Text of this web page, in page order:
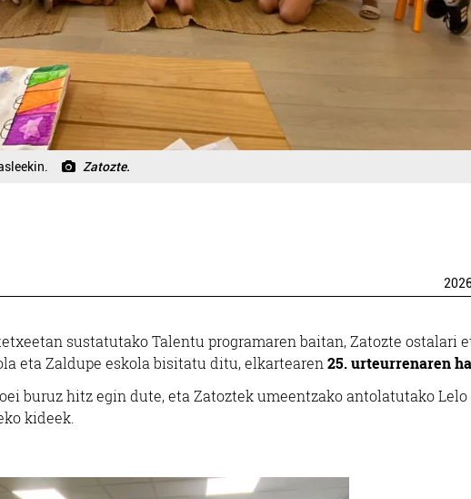
Zatozte.
sustatutako Talentu programaren baitan, Zatozte ostalari
eta Zaldupe eskola bisitatu ditu, elkartearen 25. urteurrenaren
buruz hitz egin dute, eta Zatoztek umeentzako antolatutako Lelo
kideek.